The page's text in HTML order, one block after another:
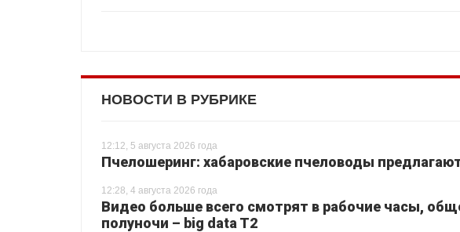
НОВОСТИ В РУБРИКЕ
12:12, 5 августа 2026 года
Пчелошеринг: хабаровские пчеловоды
12:28, 4 августа 2026 года
Видео больше всего смотрят в рабочие часы,
полуночи – big data T2